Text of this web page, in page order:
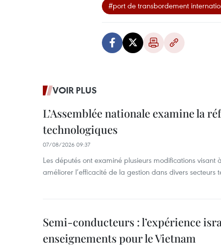
#port de transbordement
VOIR PLUS
L’Assemblée nationale examine la
technologiques
07/08/2026 09:37
Les députés ont examiné plusieurs modifications visant
améliorer l’efficacité de la gestion dans divers secteurs
Semi-conducteurs : l’expérience
enseignements pour le Vietnam